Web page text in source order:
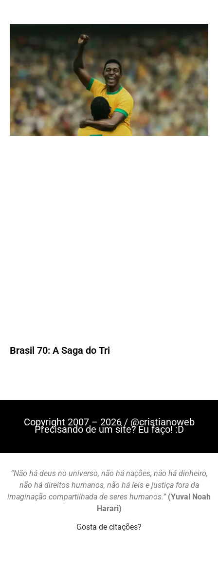
Brasil 70: A Saga do Tri
Copyright 2007 – 2026 / @cristianoweb
Precisando de um site? Eu faço! :D
“Não há deus no universo, não há nações, não há dinheiro,
não há direitos humanos, não há leis e justiça fora da
imaginação compartilhada de seres humanos.” (Yuval Noah
Harari)
Gosta de citações?